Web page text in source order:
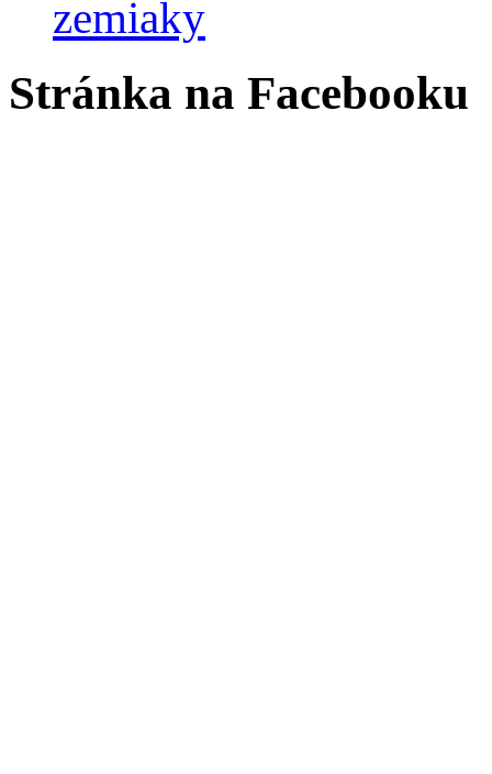
zemiaky
Stránka na Facebooku